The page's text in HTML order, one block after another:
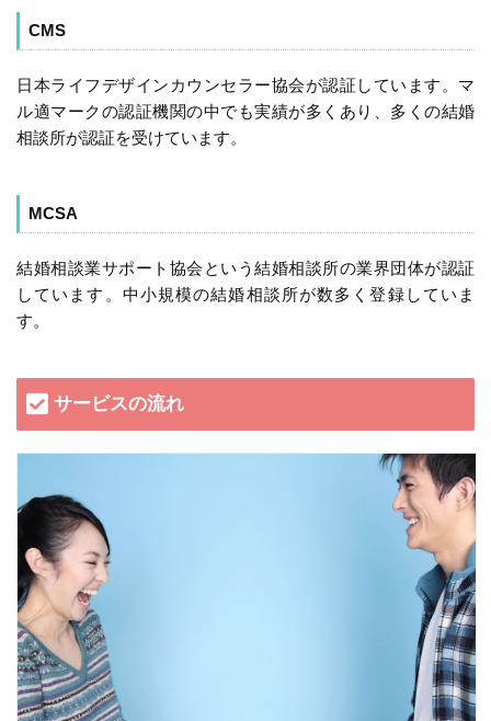
CMS
日本ライフデザインカウンセラー協会が認証しています。マ
ル適マークの認証機関の中でも実績が多くあり、多くの結婚
相談所が認証を受けています。
MCSA
結婚相談業サポート協会という結婚相談所の業界団体が認証
しています。中小規模の結婚相談所が数多く登録していま
す。
サービスの流れ